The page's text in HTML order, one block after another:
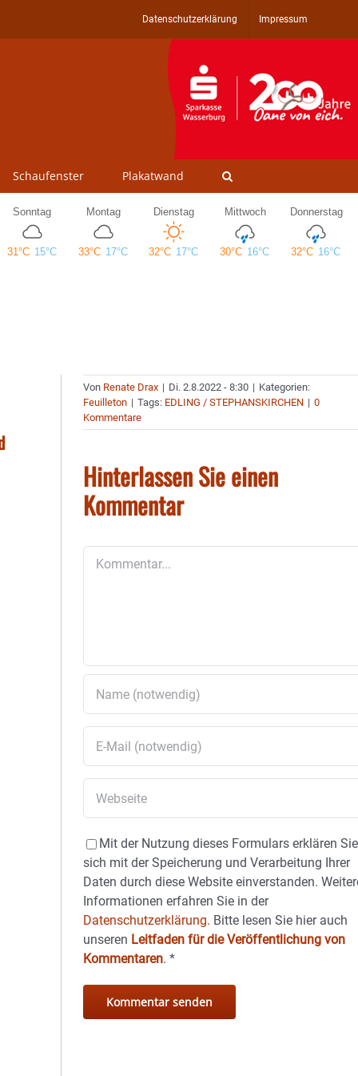
Datenschutzerklärung Impressum
Schaufenster Plakatwand
Von Renate Drax | Di. 2.8.2022 - 8:30 | Kategorien:
Feuilleton | Tags: EDLING / STEPHANSKIRCHEN | 0
Kommentare
Hinterlassen Sie einen
Kommentar
Mit der Nutzung dieses Formulars erklären Sie
sich mit der Speicherung und Verarbeitung Ihrer
Daten durch diese Website einverstanden.
Informationen erfahren Sie in der
Datenschutzerklärung. Bitte lesen Sie hier auch
unseren Leitfaden für die Veröffentlichung von
Kommentaren.*